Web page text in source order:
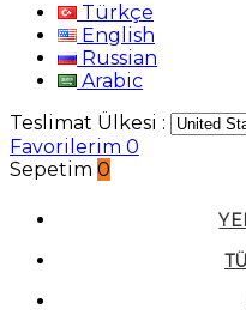
Türkçe
English
Russian
Arabic
Teslimat Ülkesi :
Favorilerim 0
Sepetim 0